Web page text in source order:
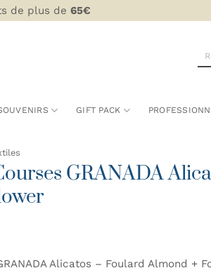
de plus de 65€
GIFT PACK
GRANADA
Alicatos – Foulard Almond +